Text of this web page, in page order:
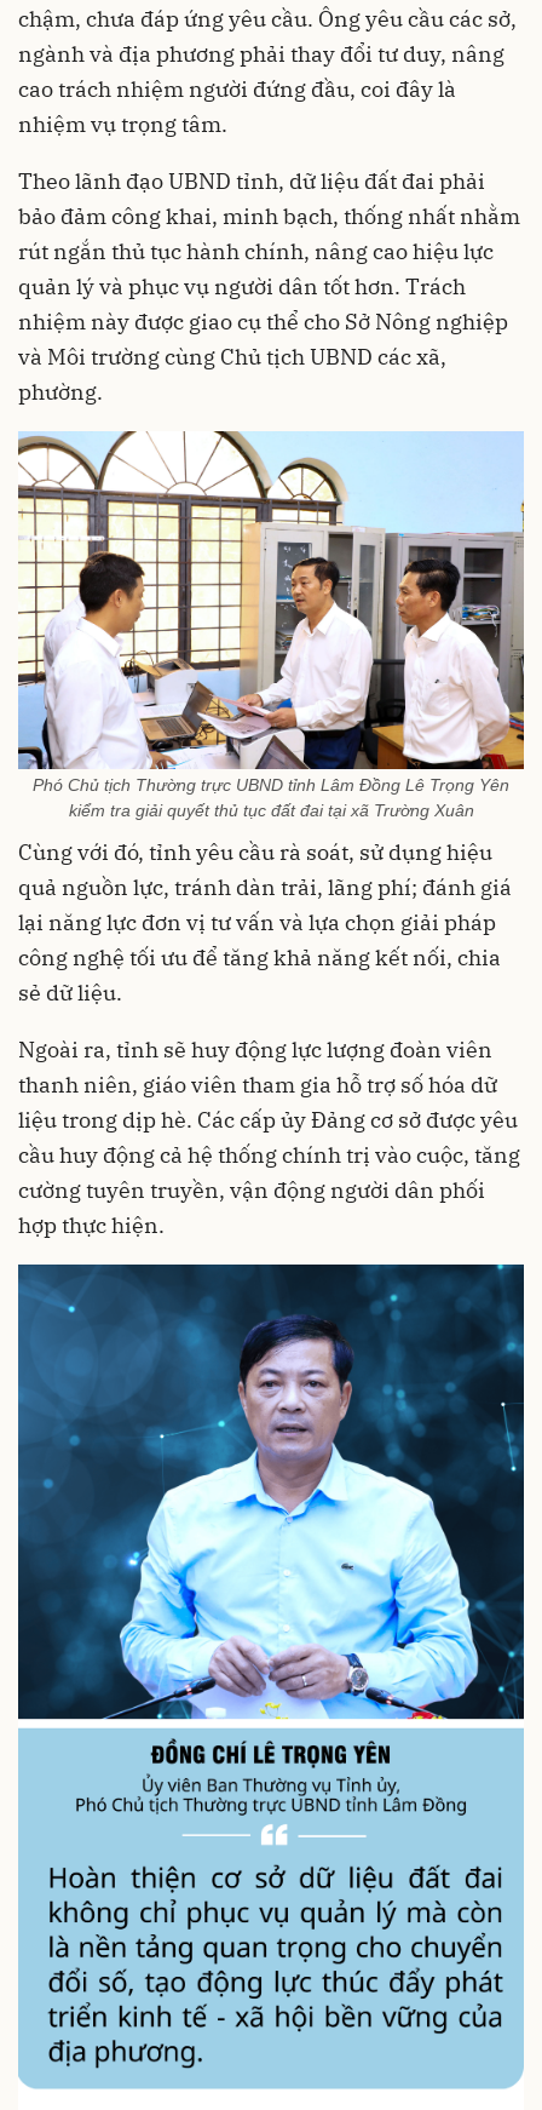
chậm, chưa đáp ứng yêu cầu. Ông yêu cầu các sở,
ngành và địa phương phải thay đổi tư duy, nâng
cao trách nhiệm người đứng đầu, coi đây là
nhiệm vụ trọng tâm.
Theo lãnh đạo UBND tỉnh, dữ liệu đất đai phải
bảo đảm công khai, minh bạch, thống nhất nhằm
rút ngắn thủ tục hành chính, nâng cao hiệu lực
quản lý và phục vụ người dân tốt hơn. Trách
nhiệm này được giao cụ thể cho Sở Nông nghiệp
và Môi trường cùng Chủ tịch UBND các xã,
phường.
Phó Chủ tịch Thường trực UBND tỉnh Lâm Đồng Lê Trọng Yên
kiểm tra giải quyết thủ tục đất đai tại xã Trường Xuân
Cùng với đó, tỉnh yêu cầu rà soát, sử dụng hiệu
quả nguồn lực, tránh dàn trải, lãng phí; đánh giá
lại năng lực đơn vị tư vấn và lựa chọn giải pháp
công nghệ tối ưu để tăng khả năng kết nối, chia
sẻ dữ liệu.
Ngoài ra, tỉnh sẽ huy động lực lượng đoàn viên
thanh niên, giáo viên tham gia hỗ trợ số hóa dữ
liệu trong dịp hè. Các cấp ủy Đảng cơ sở được yêu
cầu huy động cả hệ thống chính trị vào cuộc, tăng
cường tuyên truyền, vận động người dân phối
hợp thực hiện.